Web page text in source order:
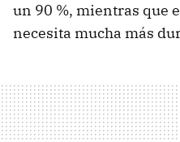
un 90 %, mientras que
necesita mucha más